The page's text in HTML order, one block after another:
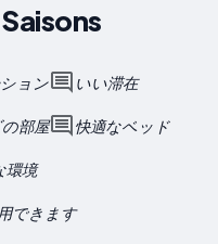
ョン いい滞在
部屋 快適なベッド
環境
できます